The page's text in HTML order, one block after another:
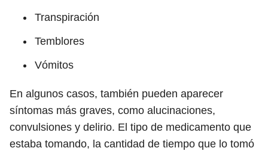
Transpiración
Temblores
Vómitos
En algunos casos, también pueden aparecer
síntomas más graves, como alucinaciones,
convulsiones y delirio. El tipo de medicamento que
estaba tomando, la cantidad de tiempo que lo tomó